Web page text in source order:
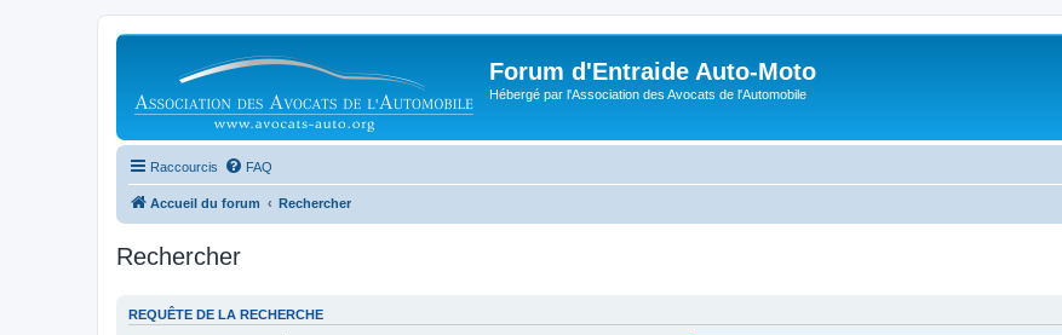
Forum d'Entraide Auto-Moto
Hébergé par l'Association des Avocats de l'Automobile
Raccourcis FAQ
Accueil du forum Rechercher
Rechercher
REQUÊTE DE LA RECHERCHE